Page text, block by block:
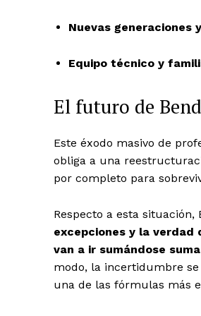
Nuevas generaciones
Equipo técnico y
El futuro de
Este éxodo masivo de
obliga a una
por completo para
Respecto a esta situación,
excepciones y la verdad
van a ir sumándose
modo, la incertidumbre
una de las fórmulas más